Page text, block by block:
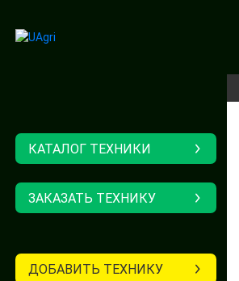
КАТАЛОГ ТЕХНИКИ
ЗАКАЗАТЬ ТЕХНИКУ
ДОБАВИТЬ ТЕХНИКУ